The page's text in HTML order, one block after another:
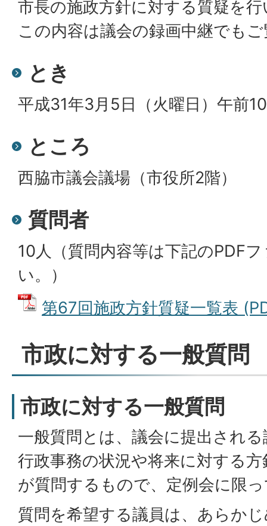
市長の施政方針に対する質疑を
この内容は議会の録画中継でも
とき
平成31年3月5日（火曜日）午前
ところ
西脇市議会議場（市役所2階）
質問者
10人（質問内容等は下記のPDF
い。）
第67回施政方針質疑一覧表
市政に対する一般質問
市政に対する一般質問
一般質問とは、議会に提出され
行政事務の状況や将来に対する
が質問するもので、定例会に限
質問を希望する議員は、あらか